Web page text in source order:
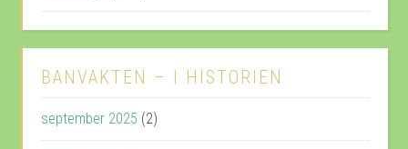
BANVAKTEN – I HISTORIEN
september 2025 (2)